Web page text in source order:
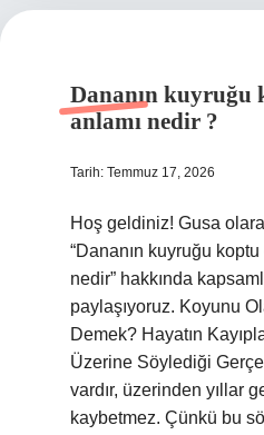
Dananın
anlamı nedir ?
Tarih: Temmuz 17, 2026
Hoş geldiniz! Gusa
“Dananın kuyruğu
nedir” hakkında
paylaşıyoruz. Koyunu
Demek? Hayatın
Üzerine Söylediği
vardır, üzerinden yıllar
kaybetmez. Çünkü bu